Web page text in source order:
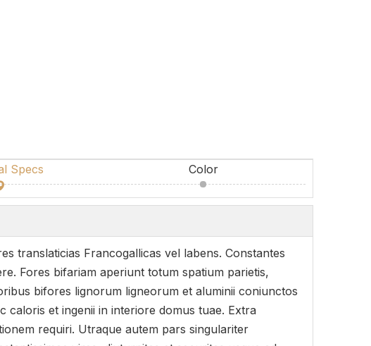
Specs Color
translaticias Francogallicas vel labens. Constantes
Fores bifariam aperiunt totum spatium parietis,
bifores lignorum ligneorum et aluminii coniunctos
et ingenii in interiore domus tuae. Extra
requiri. Utraque autem pars singulariter